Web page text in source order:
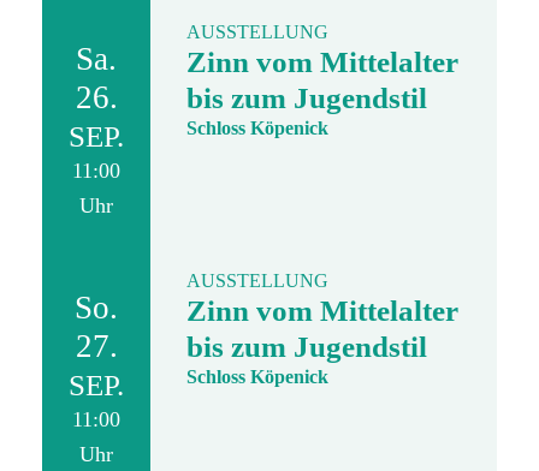
Sa.
26.
SEP.
11:00
Uhr
AUSSTELLUNG
Zinn vom Mittelalter
bis zum Jugendstil
Schloss Köpenick
So.
27.
SEP.
11:00
Uhr
AUSSTELLUNG
Zinn vom Mittelalter
bis zum Jugendstil
Schloss Köpenick